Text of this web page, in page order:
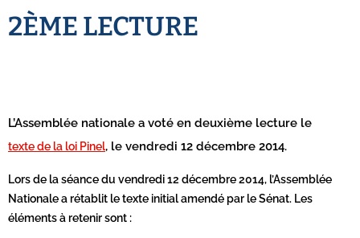
2ÈME LECTURE
L’Assemblée nationale a voté en deuxième lecture le
texte de la loi Pinel, le vendredi 12 décembre 2014.
Lors de la séance du vendredi 12 décembre 2014, l’Assemblée
Nationale a rétablit le texte initial amendé par le Sénat. Les
éléments à retenir sont :